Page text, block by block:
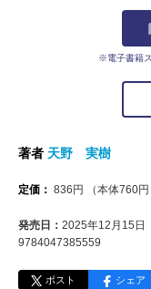
※電子書籍
著者 天野 実樹
定価： 836 円 （本体760円
発売日： 2025年12月15日
9784047385559
ポスト シェア